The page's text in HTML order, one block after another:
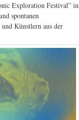
Exploration Festival” in
spontanen
Künstlern aus der